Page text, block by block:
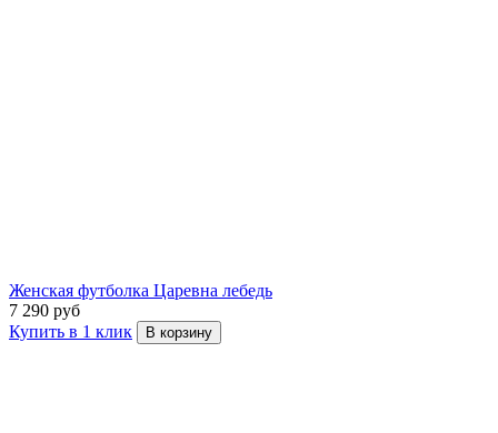
Женская футболка Царевна лебедь
7 290 руб
Купить в 1 клик
В корзину